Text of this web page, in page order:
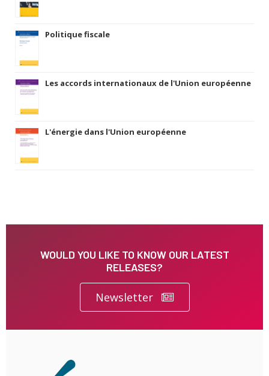
Politique fiscale
Les accords internationaux de l'Union européenne
L'énergie dans l'Union européenne
WOULD YOU LIKE TO KNOW OUR LATEST
RELEASES?
Newsletter